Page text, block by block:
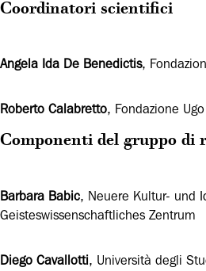
Coordinatori scientifici
Angela Ida De Benedictis,
Roberto Calabretto, Fondazione
Componenti del gruppo di
Barbara Babic, Neuere Kultur- und
Geisteswissenschaftliches Zentrum
Diego Cavallotti, Università degli